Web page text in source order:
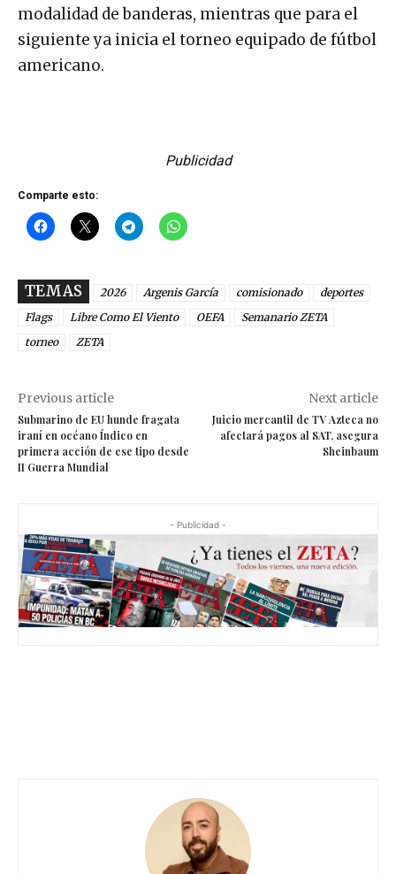
modalidad de banderas, mientras que para el
siguiente ya inicia el torneo equipado de fútbol
americano.
Publicidad
Comparte esto:
TEMAS 2026 Argenis García comisionado
deportes
Flags
Libre Como El Viento OEFA
Semanario ZETA
torneo
ZETA
Previous article
Submarino de EU hunde fragata
iraní en océano Índico en
primera acción de ese tipo desde
II Guerra Mundial
Next article
Juicio mercantil de TV Azteca no
afectará pagos al SAT, asegura
Sheinbaum
- Publicidad -